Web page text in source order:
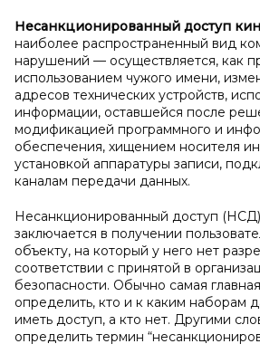
Несанкционированный доступ к
наиболее распространенный вид
нарушений — осуществляется, как
использованием чужого имени,
адресов технических устройств,
информации, оставшейся после
модификацией программного и
обеспечения, хищением носителя
установкой аппаратуры записи,
каналам передачи данных.
Несанкционированный доступ
заключается в получении
объекту, на который у него нет
соответствии с принятой в
безопасности. Обычно самая
определить, кто и к каким наборам
иметь доступ, а кто нет. Другими
определить термин